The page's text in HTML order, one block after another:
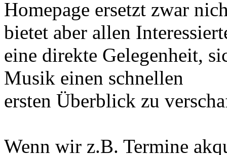
Homepage ersetzt zwar
bietet aber allen
eine direkte Gelegenheit,
Musik einen schnellen
ersten Überblick zu
Wenn wir z.B. Termine